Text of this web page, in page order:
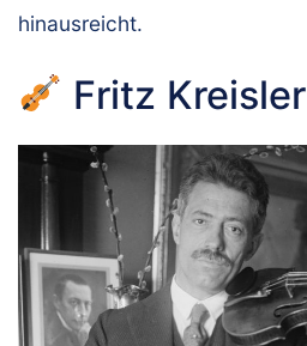
hinausreicht.
Fritz Kreisler